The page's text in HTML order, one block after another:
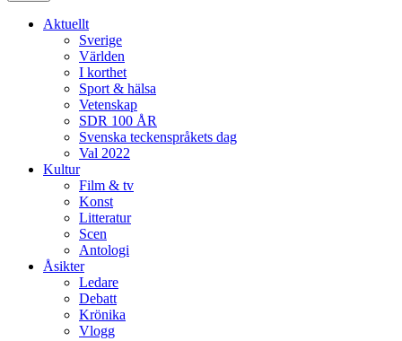
Aktuellt
Sverige
Världen
I korthet
Sport & hälsa
Vetenskap
SDR 100 ÅR
Svenska teckenspråkets dag
Val 2022
Kultur
Film & tv
Konst
Litteratur
Scen
Antologi
Åsikter
Ledare
Debatt
Krönika
Vlogg